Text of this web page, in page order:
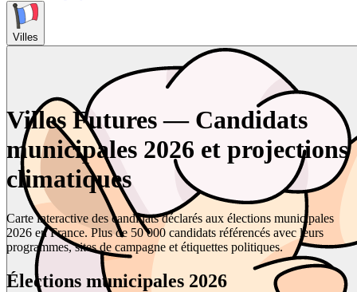
Villes
Villes Futures — Candidats
municipales 2026 et projections
climatiques
Carte interactive des candidats déclarés aux élections municipales
2026 en France. Plus de 50 000 candidats référencés avec leurs
programmes, sites de campagne et étiquettes politiques.
Élections municipales 2026